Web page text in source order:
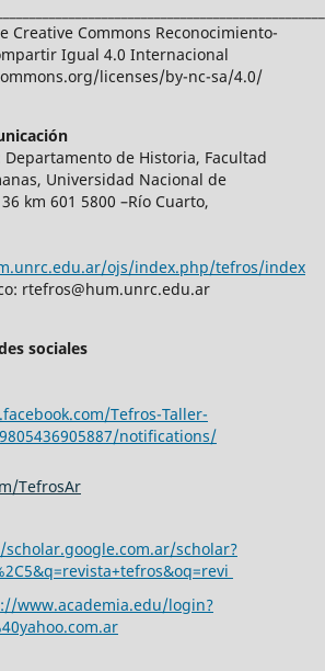
Creative Commons Reconocimiento-
Igual 4.0 Internacional
licenses/by-nc-sa/4.0/
de Historia, Facultad
Universidad Nacional de
km 601 5800 –Río Cuarto,
ojs/index.php/tefros/index
rtefros@hum.unrc.edu.ar
sociales
Tefros-Taller-
notifications/
TefrosAr
scholar?
www.academia.edu/login?